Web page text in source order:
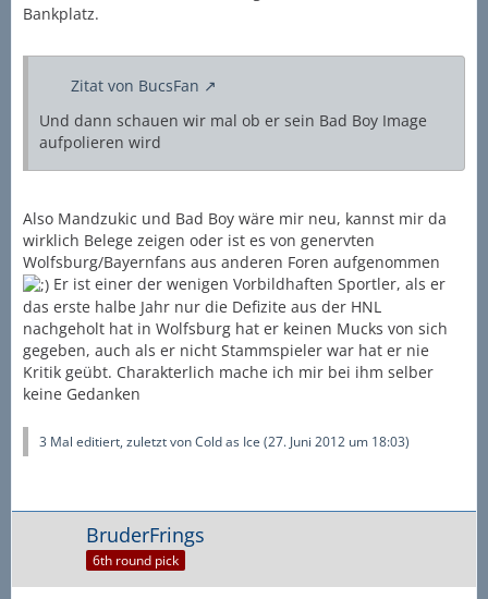
Bankplatz.
Zitat von BucsFan
Und dann schauen wir mal ob er sein Bad Boy Image
aufpolieren wird
Also Mandzukic und Bad Boy wäre mir neu, kannst mir da
wirklich Belege zeigen oder ist es von genervten
Wolfsburg/Bayernfans aus anderen Foren aufgenommen
Er ist einer der wenigen Vorbildhaften Sportler, als er
das erste halbe Jahr nur die Defizite aus der HNL
nachgeholt hat in Wolfsburg hat er keinen Mucks von sich
gegeben, auch als er nicht Stammspieler war hat er nie
Kritik geübt. Charakterlich mache ich mir bei ihm selber
keine Gedanken
3 Mal editiert, zuletzt vonCold as Ice (27. Juni 2012 um 18:03)
BruderFrings
6th round pick